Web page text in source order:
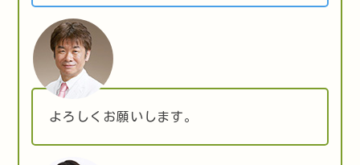
よろしくお願いします。